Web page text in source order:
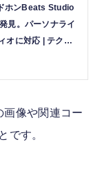
ホンBeats Studio
見。パーソナライ
オに対応 | テクノ
像や関連コー
です。